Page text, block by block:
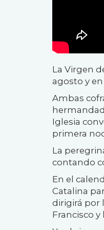
La Virgen
agosto y
Ambas
Iglesia
primera
La
contando
En el
Catalina
dirigirá por
Francisco